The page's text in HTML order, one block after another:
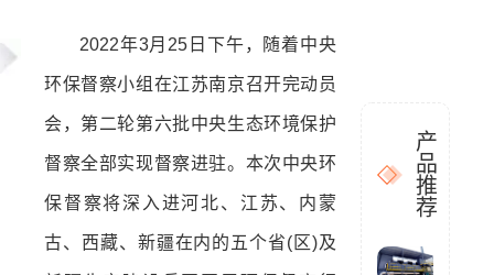
2022年3月25日下午，随着中央
环保督察小组在江苏南京召开完动员
会，第二轮第六批中央生态环境保护
督察全部实现督察进驻。本次中央环
保督察将深入进河北、江苏、内蒙
古、西藏、新疆在内的五个省(区)及
产
品
推
荐